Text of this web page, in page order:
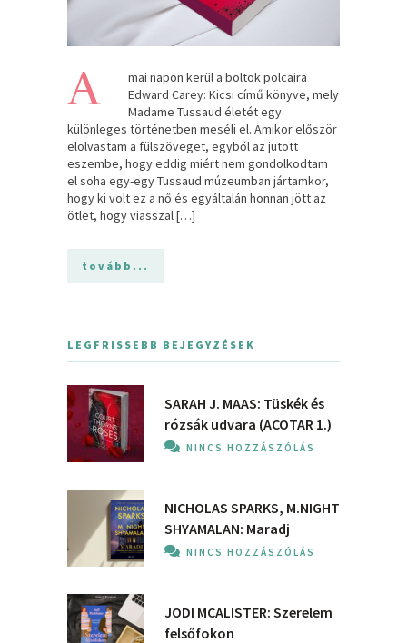
A
mai napon kerül a boltok polcaira
Edward Carey: Kicsi című könyve, mely
Madame Tussaud életét egy
különleges történetben meséli el. Amikor először
elolvastam a fülszöveget, egyből az jutott
eszembe, hogy eddig miért nem gondolkodtam
el soha egy-egy Tussaud múzeumban jártamkor,
hogy ki volt ez a nő és egyáltalán honnan jött az
ötlet, hogy viasszal […]
tovább...
LEGFRISSEBB BEJEGYZÉSEK
SARAH J. MAAS: Tüskék és
rózsák udvara (ACOTAR 1.)
NINCS HOZZÁSZÓLÁS
NICHOLAS SPARKS, M.NIGHT
SHYAMALAN: Maradj
NINCS HOZZÁSZÓLÁS
JODI MCALISTER: Szerelem
felsőfokon